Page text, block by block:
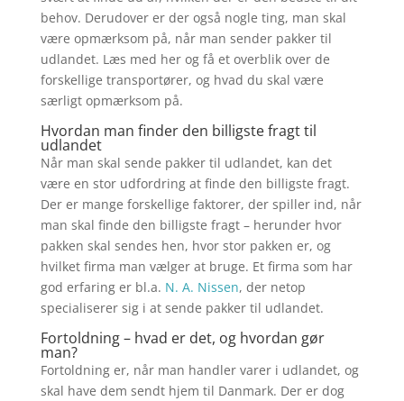
behov. Derudover er der også nogle ting, man skal
være opmærksom på, når man sender pakker til
udlandet. Læs med her og få et overblik over de
forskellige transportører, og hvad du skal være
særligt opmærksom på.
Hvordan man finder den billigste fragt til
udlandet
Når man skal sende pakker til udlandet, kan det
være en stor udfordring at finde den billigste fragt.
Der er mange forskellige faktorer, der spiller ind, når
man skal finde den billigste fragt – herunder hvor
pakken skal sendes hen, hvor stor pakken er, og
hvilket firma man vælger at bruge. Et firma som har
god erfaring er bl.a. N. A. Nissen, der netop
specialiserer sig i at sende pakker til udlandet.
Fortoldning – hvad er det, og hvordan gør
man?
Fortoldning er, når man handler varer i udlandet, og
skal have dem sendt hjem til Danmark. Der er dog